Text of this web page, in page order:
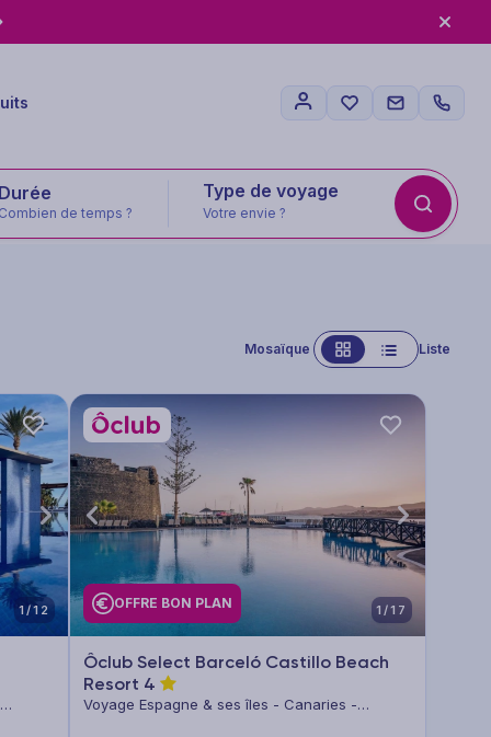
Combien de temps ?
Type de voyage
Votre envie ?
Mosaïque Liste
1/12 OFFRE BON PLAN 1/17
Ôclub Select Barceló Castillo Beach
Resort 4
Voyage Espagne & ses îles - Canaries -